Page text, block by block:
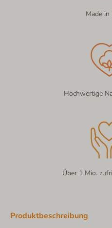
Made in
Hochwertige
Über 1 Mio.
Produktbeschreibung